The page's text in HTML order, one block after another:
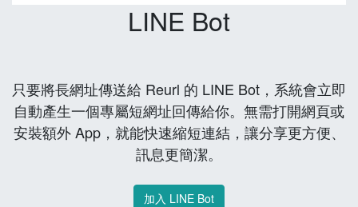
LINE Bot
只要將長網址傳送給 Reurl 的 LINE Bot，系統會立即
自動產生一個專屬短網址回傳給你。無需打開網頁或
安裝額外 App，就能快速縮短連結，讓分享更方便、
訊息更簡潔。
加入 LINE Bot